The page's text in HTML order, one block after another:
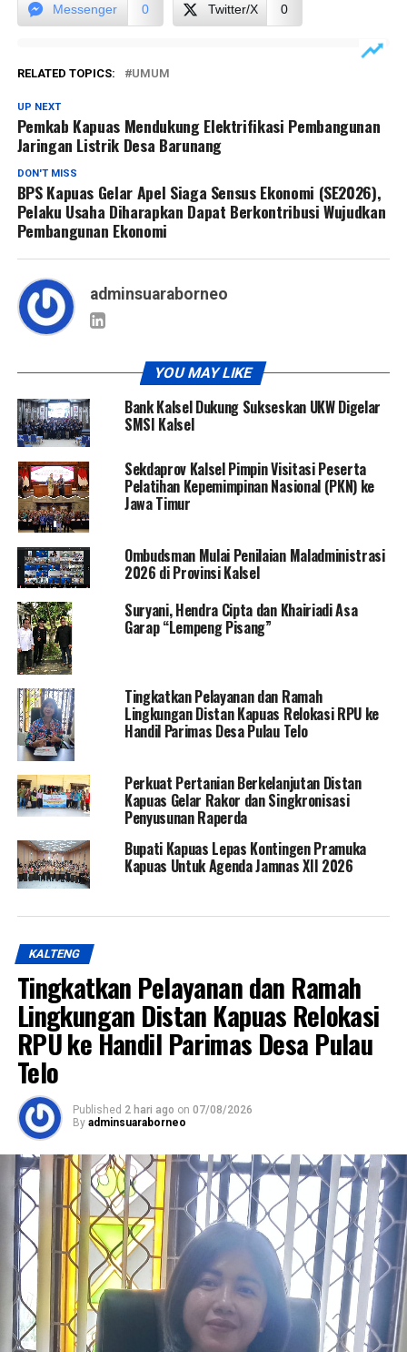
Messenger 0 Twitter/X 0
RELATED TOPICS: UMUM
UP NEXT
Pemkab Kapuas Mendukung Elektrifikasi Pembangunan
Jaringan Listrik Desa Barunang
DON'T MISS
BPS Kapuas Gelar Apel Siaga Sensus Ekonomi (SE2026),
Pelaku Usaha Diharapkan Dapat Berkontribusi Wujudkan
Pembangunan Ekonomi
adminsuaraborneo
YOU MAY LIKE
Bank Kalsel Dukung Sukseskan UKW Digelar
SMSI Kalsel
Sekdaprov Kalsel Pimpin Visitasi Peserta
Pelatihan Kepemimpinan Nasional (PKN) ke
Jawa Timur
Ombudsman Mulai Penilaian Maladministrasi
2026 di Provinsi Kalsel
Suryani, Hendra Cipta dan Khairiadi Asa
Garap “Lempeng Pisang”
Tingkatkan Pelayanan dan Ramah
Lingkungan Distan Kapuas Relokasi RPU ke
Handil Parimas Desa Pulau Telo
Perkuat Pertanian Berkelanjutan Distan
Kapuas Gelar Rakor dan Singkronisasi
Penyusunan Raperda
Bupati Kapuas Lepas Kontingen Pramuka
Kapuas Untuk Agenda Jamnas XII 2026
KALTENG
Tingkatkan Pelayanan dan Ramah
Lingkungan Distan Kapuas Relokasi
RPU ke Handil Parimas Desa Pulau
Telo
Published 2 hari ago on 07/08/2026
By adminsuaraborneo